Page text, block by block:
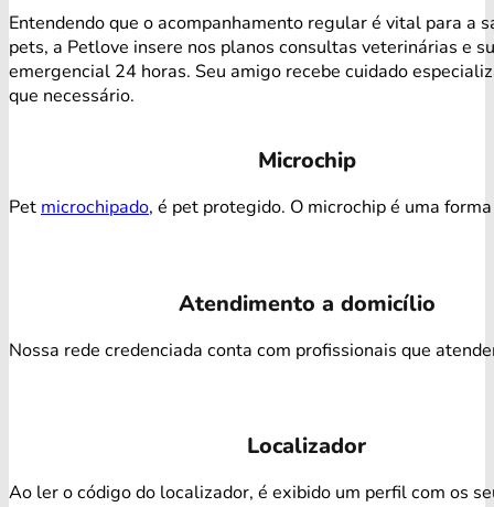
Entendendo que o acompanhamento regular é vital para a
pets, a Petlove insere nos planos consultas veterinárias e
emergencial 24 horas. Seu amigo recebe cuidado
que necessário.
Microchip
Pet microchipado, é pet protegido. O microchip é uma
Atendimento a domicílio
Nossa rede credenciada conta com profissionais que
Localizador
Ao ler o código do localizador, é exibido um perfil com os